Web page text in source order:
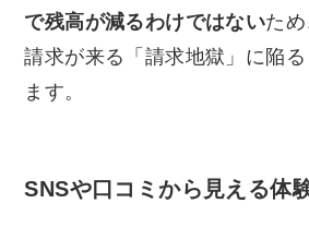
で残高が減るわけではないた
請求が来る「請求地獄」に陥る
ます。
SNSや口コミから見える体